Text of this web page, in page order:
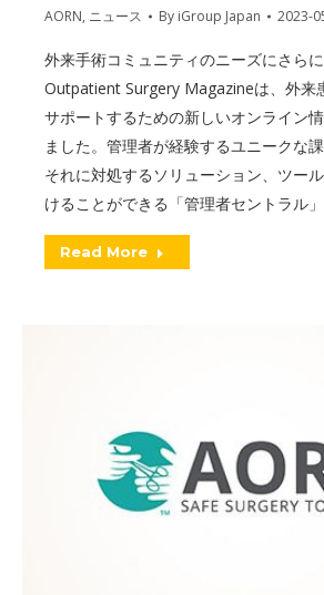
AORN, ニュース By iGroup Japan 2023-
外来手術コミュニティのニーズにさらに
Outpatient Surgery Magazineは、外来
サポートするための新しいオンライン
ました。管理者が経験するユニークな課
それに対処するソリューション、ツー
けることができる「管理者セントラル」
Read More